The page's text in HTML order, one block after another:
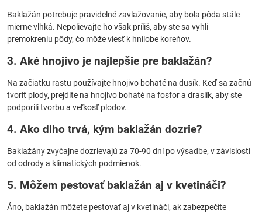
Baklažán potrebuje pravidelné zavlažovanie, aby bola pôda stále
mierne vlhká. Nepolievajte ho však príliš, aby ste sa vyhli
premokreniu pôdy, čo môže viesť k hnilobe koreňov.
3. Aké hnojivo je najlepšie pre baklažán?
Na začiatku rastu používajte hnojivo bohaté na dusík. Keď sa začnú
tvoriť plody, prejdite na hnojivo bohaté na fosfor a draslík, aby ste
podporili tvorbu a veľkosť plodov.
4. Ako dlho trvá, kým baklažán dozrie?
Baklažány zvyčajne dozrievajú za 70-90 dní po výsadbe, v závislosti
od odrody a klimatických podmienok.
5. Môžem pestovať baklažán aj v kvetináči?
Áno, baklažán môžete pestovať aj v kvetináči, ak zabezpečíte